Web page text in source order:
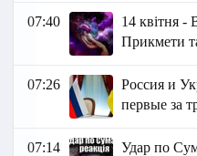
07:40
14 квітня -
Прикмети
07:26
Россия и
первые за
07:14
Удар по